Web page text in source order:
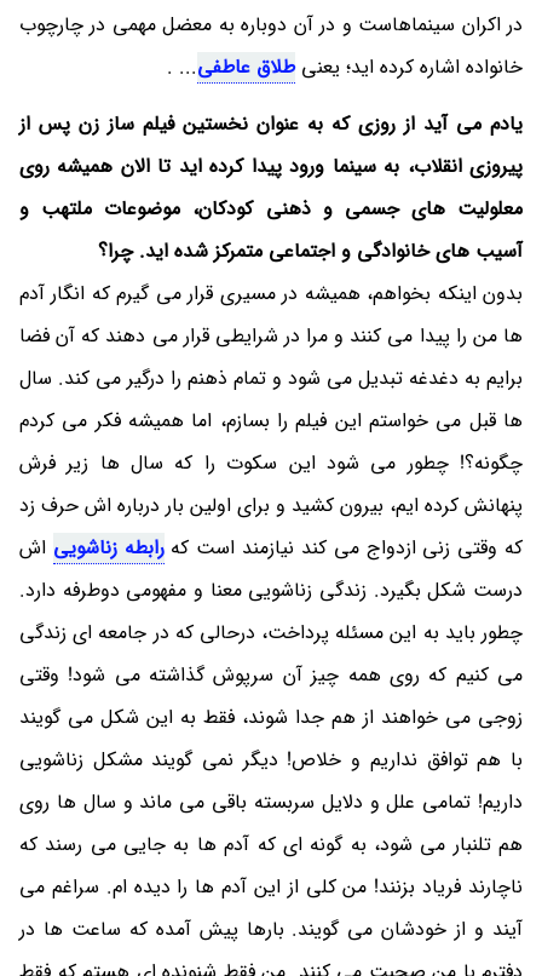
در اکران سینماهاست و در آن دوباره به معضل مهمی در چارچوب
خانواده اشاره کرده اید؛ یعنیطلاق عاطفی... .
یادم می آید از روزی که به عنوان نخستین فیلم ساز زن پس از
پیروزی انقلاب، به سینما ورود پیدا کرده اید تا الان همیشه روی
معلولیت های جسمی و ذهنی کودکان، موضوعات ملتهب و
آسیب های خانوادگی و اجتماعی متمرکز شده اید. چرا؟
بدون اینکه بخواهم، همیشه در مسیری قرار می گیرم که انگار آدم
ها من را پیدا می کنند و مرا در شرایطی قرار می دهند که آن فضا
برایم به دغدغه تبدیل می شود و تمام ذهنم را درگیر می کند. سال
ها قبل می خواستم این فیلم را بسازم، اما همیشه فکر می کردم
چگونه؟! چطور می شود این سکوت را که سال ها زیر فرش
پنهانش کرده ایم، بیرون کشید و برای اولین بار درباره اش حرف زد
که وقتی زنی ازدواج می کند نیازمند است کهرابطه زناشویی اش
درست شکل بگیرد. زندگی زناشویی معنا و مفهومی دوطرفه دارد.
چطور باید به این مسئله پرداخت، درحالی که در جامعه ای زندگی
می کنیم که روی همه چیز آن سرپوش گذاشته می شود! وقتی
زوجی می خواهند از هم جدا شوند، فقط به این شکل می گویند
با هم توافق نداریم و خلاص! دیگر نمی گویند مشکل زناشویی
داریم! تمامی علل و دلایل سربسته باقی می ماند و سال ها روی
هم تلنبار می شود، به گونه ای که آدم ها به جایی می رسند که
ناچارند فریاد بزنند! من کلی از این آدم ها را دیده ام. سراغم می
آیند و از خودشان می گویند. بارها پیش آمده که ساعت ها در